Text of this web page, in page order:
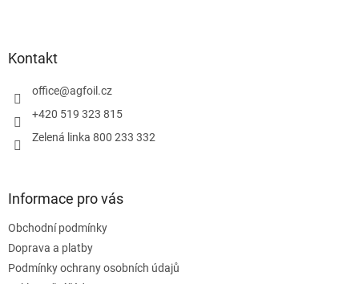
Kontakt
office@agfoil.cz
+420 519 323 815
Zelená linka 800 233 332
Informace pro vás
Obchodní podmínky
Doprava a platby
Podmínky ochrany osobních údajů